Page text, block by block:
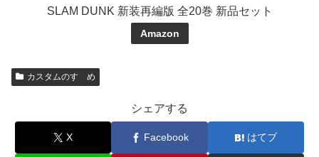
SLAM DUNK 新装再編版 全20巻 新品セット
Amazon
カスタムのすゝめ
シェアする
X Facebook はてブ